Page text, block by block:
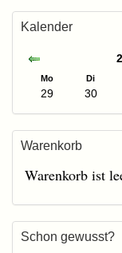
Kalender
Mo Di
29 30
Warenkorb
Warenkorb ist
Schon gewusst?